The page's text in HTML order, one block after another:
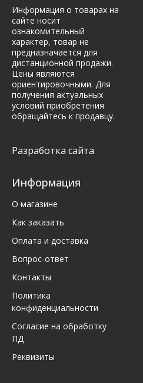
Информация о товарах на
сайте носит
ознакомительный
характер, товар не
предназначается для
дистанционной продажи.
Цены являются
ориентировочными. Для
получения актуальных
условий приобретения
обращайтесь к продавцу.
Разработка сайта
Информация
О магазине
Как заказать
Оплата и доставка
Вопрос-ответ
Контакты
Политика
конфиденциальности
Согласие на обработку
ПД
Реквизиты